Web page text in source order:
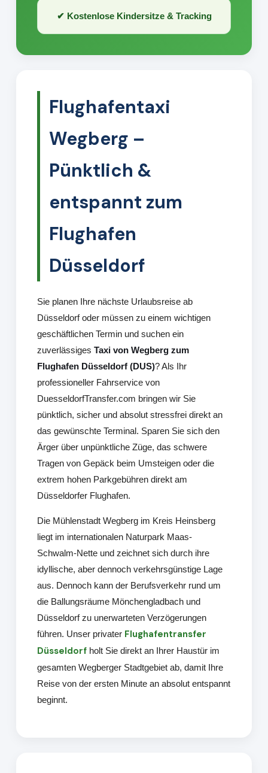
✔ Kostenlose Kindersitze & Tracking
Flughafentaxi
Wegberg –
Pünktlich &
entspannt zum
Flughafen
Düsseldorf
Sie planen Ihre nächste Urlaubsreise ab
Düsseldorf oder müssen zu einem wichtigen
geschäftlichen Termin und suchen ein
zuverlässiges Taxi von Wegberg zum
Flughafen Düsseldorf (DUS)? Als Ihr
professioneller Fahrservice von
DuesseldorfTransfer.com bringen wir Sie
pünktlich, sicher und absolut stressfrei direkt an
das gewünschte Terminal. Sparen Sie sich den
Ärger über unpünktliche Züge, das schwere
Tragen von Gepäck beim Umsteigen oder die
extrem hohen Parkgebühren direkt am
Düsseldorfer Flughafen.
Die Mühlenstadt Wegberg im Kreis Heinsberg
liegt im internationalen Naturpark Maas-
Schwalm-Nette und zeichnet sich durch ihre
idyllische, aber dennoch verkehrsgünstige Lage
aus. Dennoch kann der Berufsverkehr rund um
die Ballungsräume Mönchengladbach und
Düsseldorf zu unerwarteten Verzögerungen
führen. Unser privater Flughafentransfer
Düsseldorf holt Sie direkt an Ihrer Haustür im
gesamten Wegberger Stadtgebiet ab, damit Ihre
Reise von der ersten Minute an absolut entspannt
beginnt.